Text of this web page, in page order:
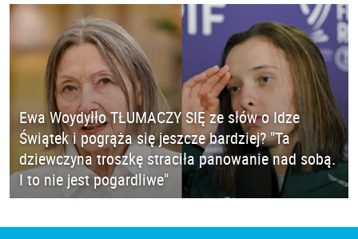
Ewa Woydyłło TŁUMACZY SIĘ ze słów o Idze
Świątek i pogrąża się jeszcze bardziej? "Ta
dziewczyna troszkę straciła panowanie nad sobą.
I to nie jest pogardliwe"